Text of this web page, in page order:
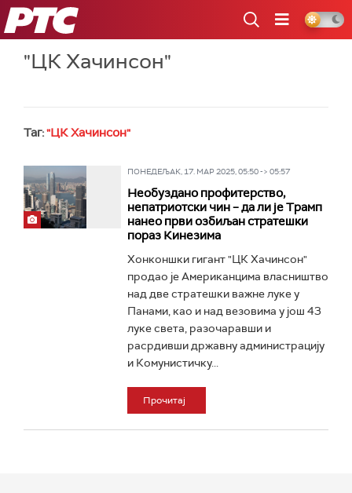
РТС
"ЦК Хачинсон"
Таг:"ЦК Хачинсон"
ПОНЕДЕЉАК, 17. МАР 2025, 05:50 -> 05:57
Необуздано профитерство,
непатриотски чин – да ли је Трамп
нанео први озбиљан стратешки
пораз Кинезима
Хонконшки гигант "ЦК Хачинсон"
продао је Американцима власништво
над две стратешки важне луке у
Панами, као и над везовима у још 43
луке света, разочаравши и
расрдивши државну администрацију
и Комунистичку...
Прочитај